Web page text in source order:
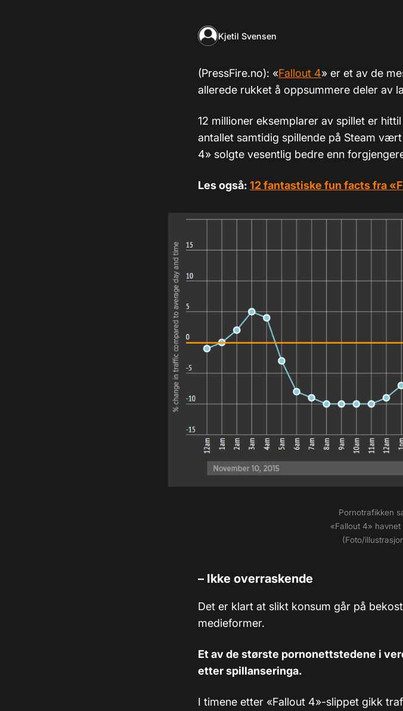
Kjetil Svensen
(PressFire.no): «Fallout 4» er et av de
allerede rukket å oppsummere deler av
12 millioner eksemplarer av spillet er
antallet samtidig spillende på Steam
4» solgte vesentlig bedre enn
Les også: 12 fantastiske fun facts fra
Pornotrafikken
«Fallout 4»
(Foto/
– Ikke overraskende
Det er klart at slikt konsum går på
medieformer.
Et av de største pornonettstedene i
etter spillanseringa.
I timene etter «Fallout 4»-slippet gikk